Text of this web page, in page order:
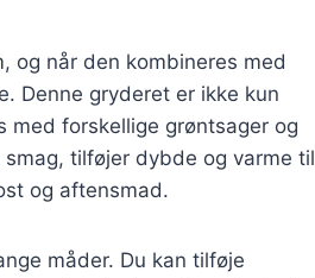
og når den kombineres med
Denne gryderet er ikke kun
med forskellige grøntsager og
tilføjer dybde og varme til
og aftensmad.
måder. Du kan tilføje